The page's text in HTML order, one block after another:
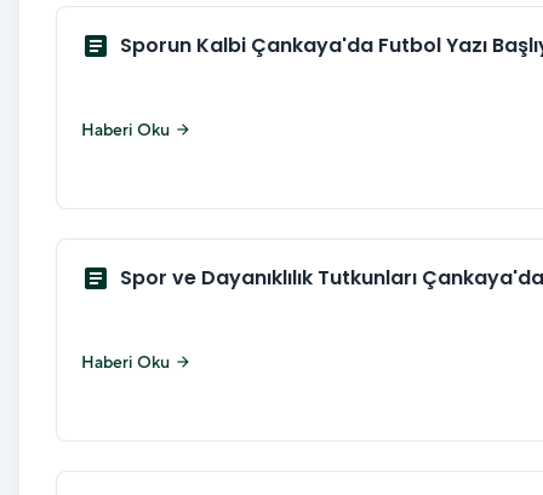
article Sporun Kalbi Çankaya'da Futbol Yazı
Haberi Oku arrow_forward
article Spor ve Dayanıklılık Tutkunları
Haberi Oku arrow_forward